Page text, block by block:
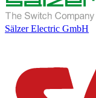
Sälzer Electric GmbH